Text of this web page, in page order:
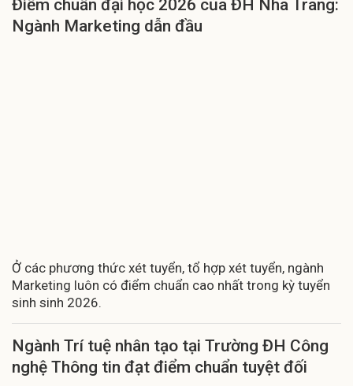
Điểm chuẩn đại học 2026 của ĐH Nha Trang:
Ngành Marketing dẫn đầu
Ở các phương thức xét tuyển, tổ hợp xét tuyển, ngành
Marketing luôn có điểm chuẩn cao nhất trong kỳ tuyển
sinh sinh 2026.
Ngành Trí tuệ nhân tạo tại Trường ĐH Công
nghệ Thông tin đạt điểm chuẩn tuyệt đối